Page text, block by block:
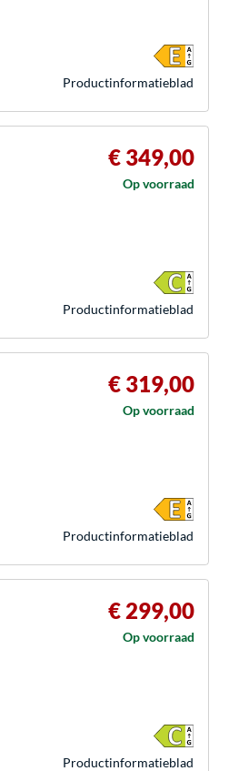
Product­informatieblad
€ 349,00
Op voorraad
Product­informatieblad
€ 319,00
Op voorraad
Product­informatieblad
€ 299,00
Op voorraad
Product­informatieblad